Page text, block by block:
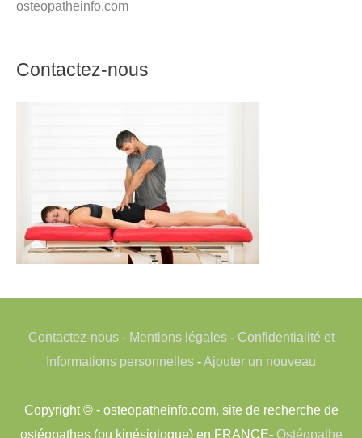
osteopatheinfo.com
Contactez-nous
Contactez-nous- Mentions légales- Confidentialité et
Informations personnelles -Ajouter un nouveau
Copyright © - osteopatheinfo.com, site de recherche de
ostéopathes (ou kinésiologue) en FRANCE- Ostéopathe